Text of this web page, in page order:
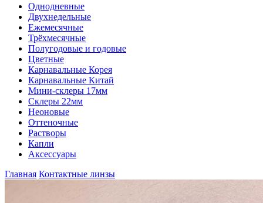
Однодневные
Двухнедельные
Ежемесячные
Трёхмесячные
Полугодовые и годовые
Цветные
Карнавальные Корея
Карнавальные Китай
Мини-склеры 17мм
Склеры 22мм
Неоновые
Оттеночные
Растворы
Капли
Аксессуары
Главная Контактные линзы